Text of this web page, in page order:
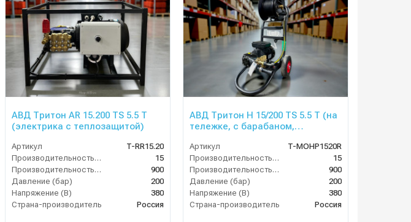
АВД Тритон AR 15.200 TS 5.5 Т
(электрика с теплозащитой)
Артикул
T-RR15.20
Производительность (л/мин)
15
Производительность (л/ч)
900
Давление (бар)
200
Напряжение (В)
380
Страна-производитель
Россия
АВД Тритон H 15/200 TS 5.5 T (на
тележке, с барабаном,
Артикул
T-MOHP1520R
Производительность (л/мин)
15
Производительность (л/ч)
900
Давление (бар)
200
Напряжение (В)
380
Страна-производитель
Россия